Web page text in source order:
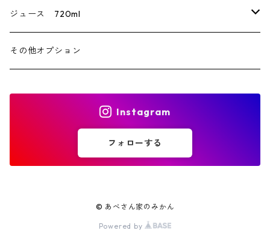
家庭用
伊予柑
不知火（デコポン）
ジュース 720ml
みかん
その他オプション
Instagram
フォローする
© あべさん家のみかん
Powered by